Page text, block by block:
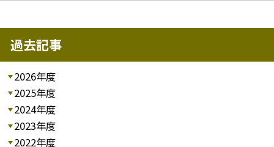
過去記事
2026年度
2025年度
2024年度
2023年度
2022年度